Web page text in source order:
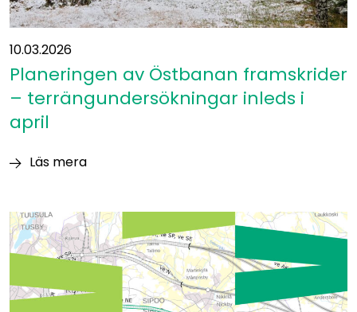
10.03.2026
Planeringen av Östbanan framskrider
– terrängundersökningar inleds i
april
Läs mera
Östbanan
framskrider
–
terrängundersökningar
inleds